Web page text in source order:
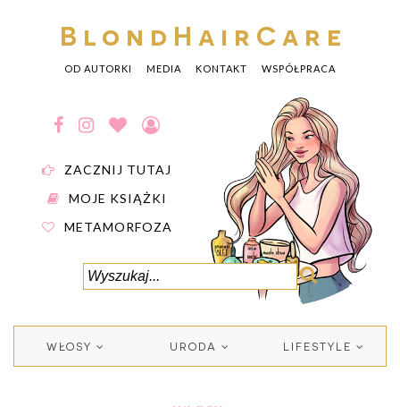
BlondHairCare
OD AUTORKI MEDIA KONTAKT WSPÓŁPRACA
ZACZNIJ TUTAJ
MOJE KSIĄŻKI
METAMORFOZA
WŁOSY URODA LIFESTYLE